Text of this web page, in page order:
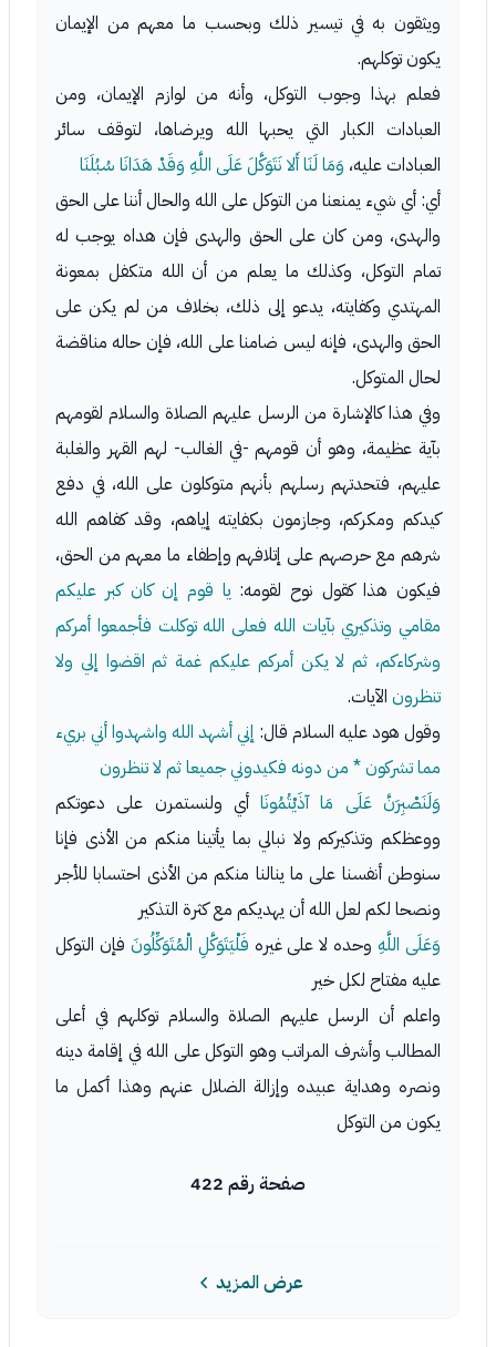
ويثقون به في تيسير ذلك وبحسب ما معهم من الإيمان
يكون توكلهم.
فعلم بهذا وجوب التوكل، وأنه من لوازم الإيمان، ومن
العبادات الكبار التي يحبها الله ويرضاها، لتوقف سائر
العبادات عليه، وَمَا لَنَا أَلا نَتَوَكَّلَ عَلَى اللَّهِ وَقَدْ هَدَانَا سُبُلَنَا
أي: أي شيء يمنعنا من التوكل على الله والحال أننا على الحق
والهدى، ومن كان على الحق والهدى فإن هداه يوجب له
تمام التوكل، وكذلك ما يعلم من أن الله متكفل بمعونة
المهتدي وكفايته، يدعو إلى ذلك، بخلاف من لم يكن على
الحق والهدى، فإنه ليس ضامنا على الله، فإن حاله مناقضة
لحال المتوكل.
وفي هذا كالإشارة من الرسل عليهم الصلاة والسلام لقومهم
بآية عظيمة، وهو أن قومهم -في الغالب- لهم القهر والغلبة
عليهم، فتحدتهم رسلهم بأنهم متوكلون على الله، في دفع
كيدكم ومكركم، وجازمون بكفايته إياهم، وقد كفاهم الله
شرهم مع حرصهم على إتلافهم وإطفاء ما معهم من الحق،
فيكون هذا كقول نوح لقومه: يا قوم إن كان كبر عليكم
مقامي وتذكيري بآيات الله فعلى الله توكلت فأجمعوا أمركم
وشركاءكم، ثم لا يكن أمركم عليكم غمة ثم اقضوا إلي ولا
تنظرون الآيات.
وقول هود عليه السلام قال: إني أشهد الله واشهدوا أني بريء
مما تشركون * من دونه فكيدوني جميعا ثم لا تنظرون
وَلَنَصْبِرَنَّ عَلَى مَا آذَيْتُمُونَاأي ولنستمرن على دعوتكم
ووعظكم وتذكيركم ولا نبالي بما يأتينا منكم من الأذى فإنا
سنوطن أنفسنا على ما ينالنا منكم من الأذى احتسابا للأجر
ونصحا لكم لعل الله أن يهديكم مع كثرة التذكير
وَعَلَى اللَّهِوحده لا على غيره فَلْيَتَوَكَّلِ الْمُتَوَكِّلُونَ فإن التوكل
عليه مفتاح لكل خير
واعلم أن الرسل عليهم الصلاة والسلام توكلهم في أعلى
المطالب وأشرف المراتب وهو التوكل على الله في إقامة دينه
ونصره وهداية عبيده وإزالة الضلال عنهم وهذا أكمل ما
يكون من التوكل
صفحة رقم 422
عرض المزيد